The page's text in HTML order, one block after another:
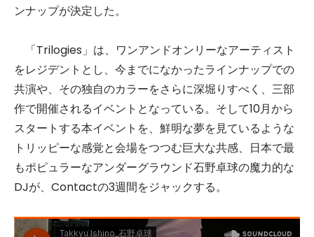
ンナップが決定した。
「Trilogies」は、ワンアンドオンリーなアーティスト
をレジデントとし、今までになかったラインナップでの
共演や、その独自のカラーをさらに深堀りすべく、三部
作で開催されるイベントとなっている。そして10月から
スタートする本イベントを、鮮明な夢を見ているような
トリッピーな感覚と会場をつつむ巨大な共感、日本で最
もポピュラーなアンダーグラウンド石野卓球の魔力的な
DJが、Contactの3週間をジャックする。